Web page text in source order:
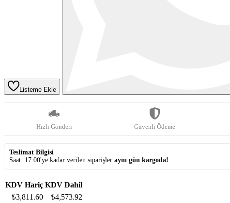
Listeme Ekle
Hızlı Gönderi Güvenli Ödeme
Teslimat Bilgisi
Saat: 17:00'ye kadar verilen siparişler aynı gün kargoda!
KDV Hariç KDV Dahil
₺3,811.60
₺4,573.92